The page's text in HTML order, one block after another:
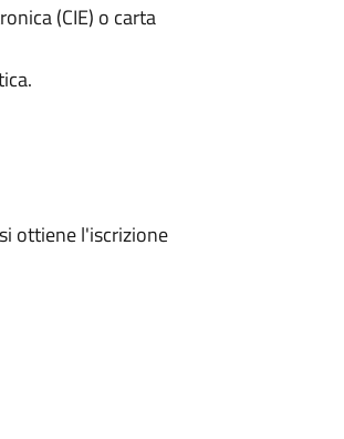
(CIE) o carta
ottiene l'iscrizione